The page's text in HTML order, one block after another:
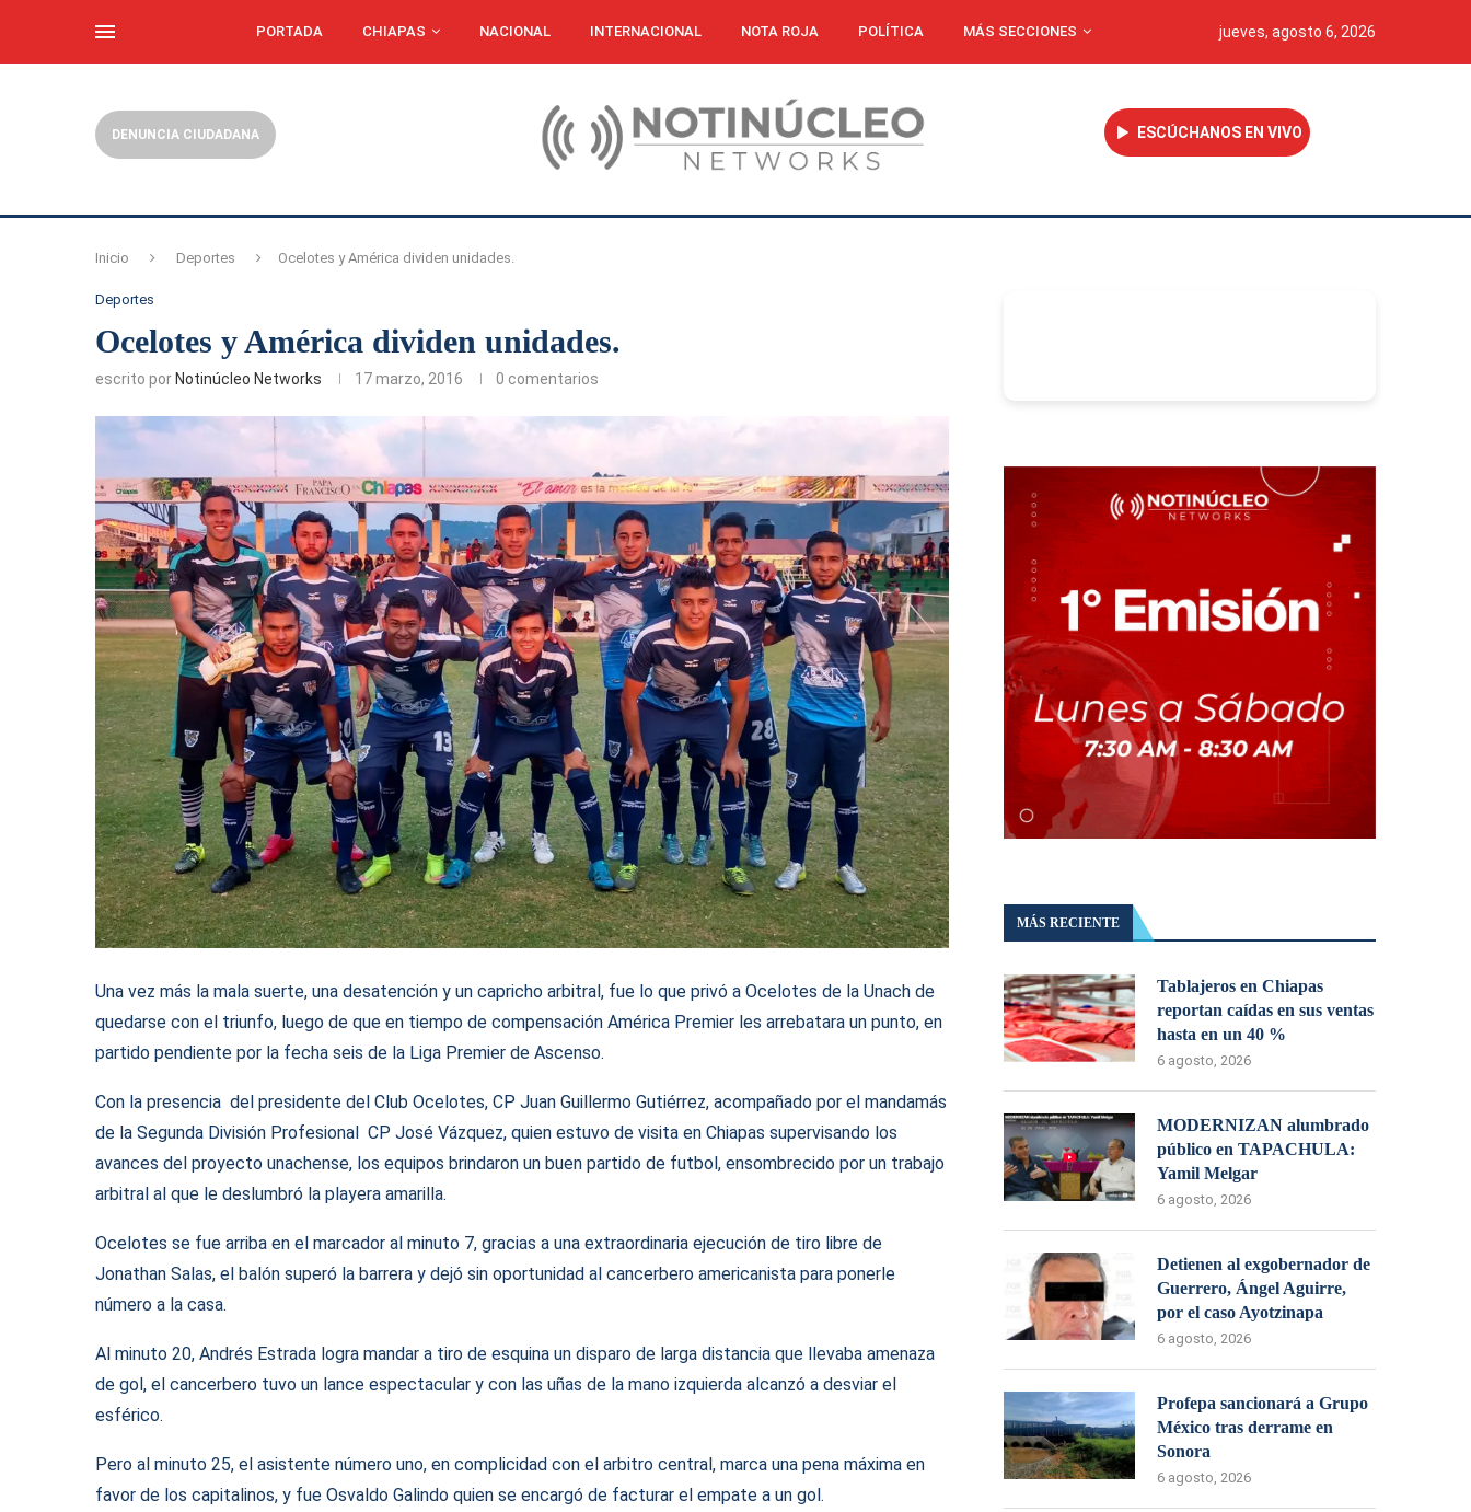
PORTADA CHIAPAS NACIONAL INTERNACIONAL NOTA ROJA POLÍTICA MÁS SECCIONES jueves, agosto 6, 2026
DENUNCIA CIUDADANA ESCÚCHANOS EN VIVO
Inicio Deportes Ocelotes y América dividen unidades.
Deportes
Ocelotes y América dividen unidades.
escrito por Notinúcleo Networks 17 marzo, 2016 0 comentarios
Una vez más la mala suerte, una desatención y un capricho arbitral, fue lo que privó a Ocelotes de la Unach de
quedarse con el triunfo, luego de que en tiempo de compensación América Premier les arrebatara un punto, en
partido pendiente por la fecha seis de la Liga Premier de Ascenso.
Con la presencia del presidente del Club Ocelotes, CP Juan Guillermo Gutiérrez, acompañado por el mandamás
de la Segunda División Profesional CP José Vázquez, quien estuvo de visita en Chiapas supervisando los
avances del proyecto unachense, los equipos brindaron un buen partido de futbol, ensombrecido por un trabajo
arbitral al que le deslumbró la playera amarilla.
Ocelotes se fue arriba en el marcador al minuto 7, gracias a una extraordinaria ejecución de tiro libre de
Jonathan Salas, el balón superó la barrera y dejó sin oportunidad al cancerbero americanista para ponerle
número a la casa.
Al minuto 20, Andrés Estrada logra mandar a tiro de esquina un disparo de larga distancia que llevaba amenaza
de gol, el cancerbero tuvo un lance espectacular y con las uñas de la mano izquierda alcanzó a desviar el
esférico.
Pero al minuto 25, el asistente número uno, en complicidad con el arbitro central, marca una pena máxima en
favor de los capitalinos, y fue Osvaldo Galindo quien se encargó de facturar el empate a un gol.
MÁS RECIENTE
Tablajeros en Chiapas
reportan caídas en sus ventas
hasta en un 40 %
6 agosto, 2026
MODERNIZAN alumbrado
público en TAPACHULA:
Yamil Melgar
6 agosto, 2026
Detienen al exgobernador de
Guerrero, Ángel Aguirre,
por el caso Ayotzinapa
6 agosto, 2026
Profepa sancionará a Grupo
México tras derrame en
Sonora
6 agosto, 2026